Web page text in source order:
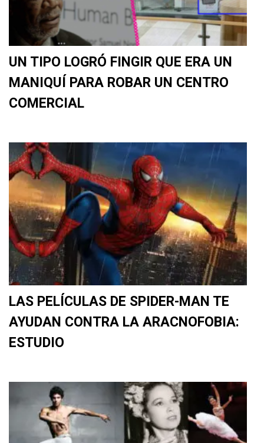
UN TIPO LOGRÓ FINGIR QUE ERA UN
MANIQUÍ PARA ROBAR UN CENTRO
COMERCIAL
LAS PELÍCULAS DE SPIDER-MAN TE
AYUDAN CONTRA LA ARACNOFOBIA:
ESTUDIO